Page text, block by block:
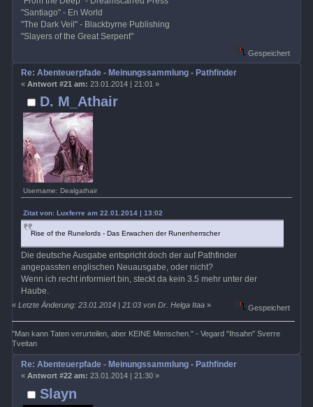
"Santiago" - En World
"The Dark Veil" - Blackbyrne Publishing
"Slayers of the Great Serpent"
Gespeichert
D. M_Athair
Username: Dealgathair
Re: Abenteuerpfade - Meinungssammlung - Pathfinder
« Antwort #21 am: 23.01.2014 | 21:01 »
Zitat von: Luxferre am 22.01.2014 | 13:02
Rise of the Runelords - Das Erwachen der Runenherrscher
Die deutsche Ausgabe entspricht doch der auf Pathfinder
angepassten englischen Neuausgabe, oder nicht?
Wenn ich recht informiert bin, steckt da kein 3.5 mehr unter der
Haube.
«Letzte Änderung: 23.01.2014 | 21:03 von Dr. Helga Itaa » Gespeichert
"Man kann Taten verurteilen, aber KEINE Menschen." - Vegard "Ihsahn" Sverre
Tveitan
Slayn
Re: Abenteuerpfade - Meinungssammlung - Pathfinder
« Antwort #22 am: 23.01.2014 | 21:30 »